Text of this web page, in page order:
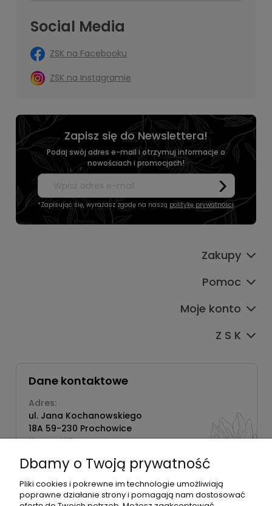
Social Media
ZSK na Facebooku
ZSK na Instagramie
Zapisz się do Newslettera!
Podaj swój adres e-mail i otrzymuj informacje o
nowościach i promocjach!
*Zapisując się, wyrażasz zgodę na naszą politykę prywatności.
Zakupy
Pomoc
Moje konto
Z S K
Dane kontaktowe
Adres:
ul. Jana Kochanowskiego
18A 59-230 Prochowice
Numer NIP:
Telefon:
518358020
Dbamy o Twoją prywatność
Pliki cookies i pokrewne im technologie umożliwiają
poprawne działanie strony i pomagają nam dostosować